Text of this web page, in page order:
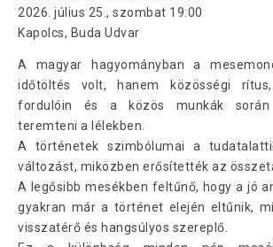
2026. július 25., szombat 19:00
Kapolcs, Buda Udvar
A magyar hagyományban a
időtöltés volt, hanem közösségi
fordulóin és a közös munkák
teremteni a lélekben.
A történetek szimbólumai a
változást, miközben erősítették az
A legősibb mesékben feltűnő, hogy a jó
gyakran már a történet elején eltűnik,
visszatérő és hangsúlyos szereplő.